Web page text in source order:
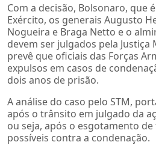
Com a decisão, Bolsonaro, que
Exército, os generais Augusto
Nogueira e Braga Netto e o
devem ser julgados pela Justiça
prevê que oficiais das Forças
expulsos em casos de
dois anos de prisão.
A análise do caso pelo STM,
após o trânsito em julgado da
ou seja, após o esgotamento
possíveis contra a condenação.